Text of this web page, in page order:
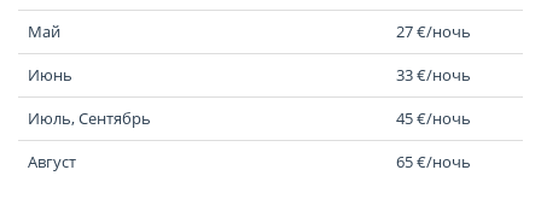
Май
27 €/ночь
Июнь
33 €/ночь
Июль, Сентябрь
45 €/ночь
Август
65 €/ночь